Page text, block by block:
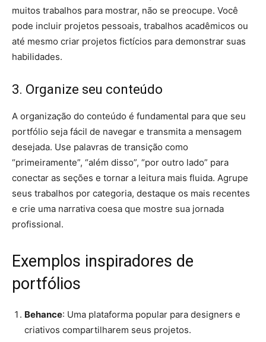
muitos trabalhos para mostrar, não se preocupe. Você
pode incluir projetos pessoais, trabalhos acadêmicos ou
até mesmo criar projetos fictícios para demonstrar suas
habilidades.
3. Organize seu conteúdo
A organização do conteúdo é fundamental para que seu
portfólio seja fácil de navegar e transmita a mensagem
desejada. Use palavras de transição como
“primeiramente”, “além disso”, “por outro lado” para
conectar as seções e tornar a leitura mais fluida. Agrupe
seus trabalhos por categoria, destaque os mais recentes
e crie uma narrativa coesa que mostre sua jornada
profissional.
Exemplos inspiradores de
portfólios
Behance: Uma plataforma popular para designers e
criativos compartilharem seus projetos.